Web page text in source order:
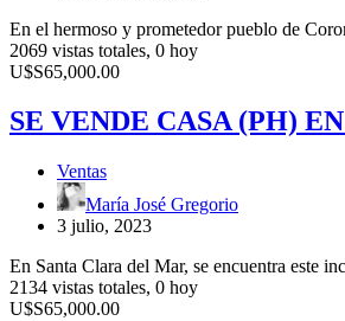
TERRENOS
A
LA
En el hermoso y prometedor pueblo de
2069 vistas totales, 0 hoy
SE
CASA
(PH)
SANTA
CLARA
DEL
U$S65,000.00
SE VENDE CASA (PH)
Ventas
María José Gregorio
3 julio, 2023
En Santa Clara del Mar, se encuentra este
2134 vistas totales, 0 hoy
SE
U$S65,000.00